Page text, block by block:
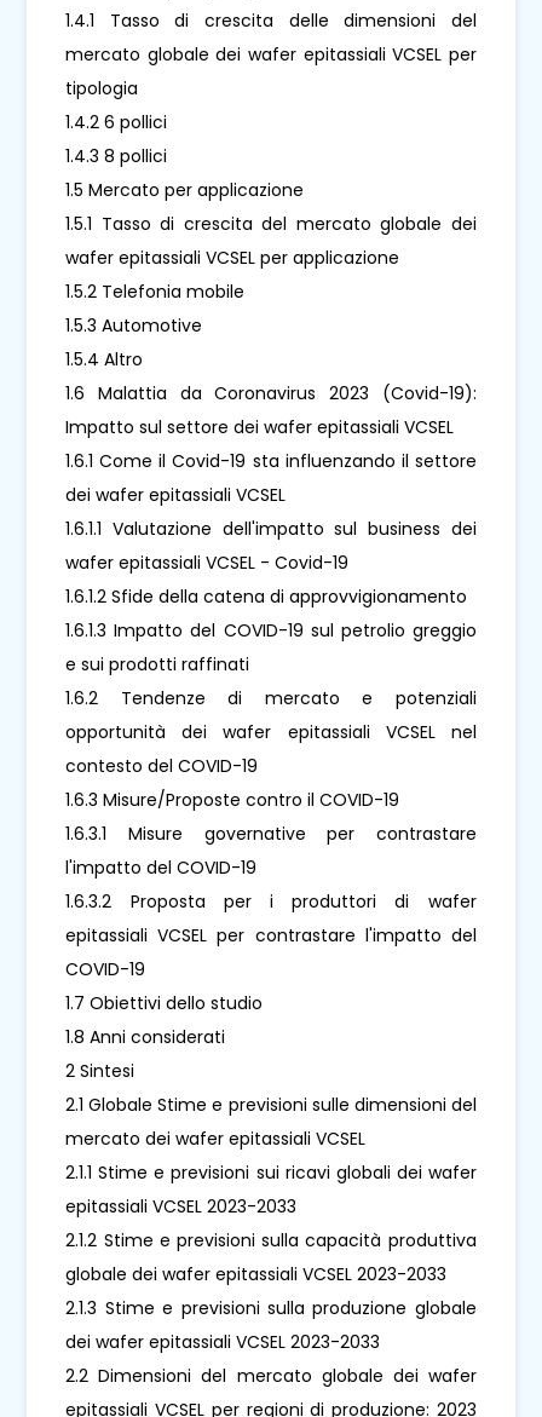
1.4.1 Tasso di crescita delle dimensioni del
mercato globale dei wafer epitassiali VCSEL per
tipologia
1.4.2 6 pollici
1.4.3 8 pollici
1.5 Mercato per applicazione
1.5.1 Tasso di crescita del mercato globale dei
wafer epitassiali VCSEL per applicazione
1.5.2 Telefonia mobile
1.5.3 Automotive
1.5.4 Altro
1.6 Malattia da Coronavirus 2023 (Covid-19):
Impatto sul settore dei wafer epitassiali VCSEL
1.6.1 Come il Covid-19 sta influenzando il settore
dei wafer epitassiali VCSEL
1.6.1.1 Valutazione dell'impatto sul business dei
wafer epitassiali VCSEL - Covid-19
1.6.1.2 Sfide della catena di approvvigionamento
1.6.1.3 Impatto del COVID-19 sul petrolio greggio
e sui prodotti raffinati
1.6.2 Tendenze di mercato e potenziali
opportunità dei wafer epitassiali VCSEL nel
contesto del COVID-19
1.6.3 Misure/Proposte contro il COVID-19
1.6.3.1 Misure governative per contrastare
l'impatto del COVID-19
1.6.3.2 Proposta per i produttori di wafer
epitassiali VCSEL per contrastare l'impatto del
COVID-19
1.7 Obiettivi dello studio
1.8 Anni considerati
2 Sintesi
2.1 Globale Stime e previsioni sulle dimensioni del
mercato dei wafer epitassiali VCSEL
2.1.1 Stime e previsioni sui ricavi globali dei wafer
epitassiali VCSEL 2023-2033
2.1.2 Stime e previsioni sulla capacità produttiva
globale dei wafer epitassiali VCSEL 2023-2033
2.1.3 Stime e previsioni sulla produzione globale
dei wafer epitassiali VCSEL 2023-2033
2.2 Dimensioni del mercato globale dei wafer
epitassiali VCSEL per regioni di produzione: 2023